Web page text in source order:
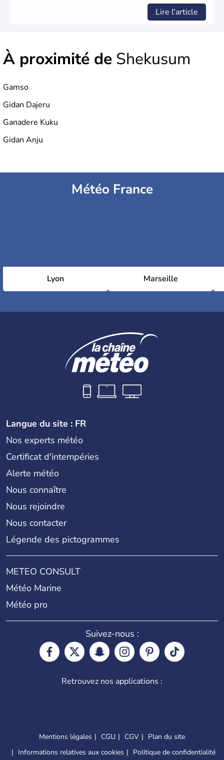
Lire l'article
À proximité de Shekusum
Gamso
Gidan Dajeru
Ganadere Kuku
Gidan Anju
Météo France
Lyon Marseille
Langue du site : FR
Nos experts météo
Certificat d'intempéries
Alerte météo
Nous connaître
Nous rejoindre
Nous contacter
Légende des pictogrammes
METEO CONSULT
Météo Marine
Météo pro
Suivez-nous :
Retrouvez nos applications :
Mentions légales CGU CGV
Plan du site
Informations relatives aux cookies
Politique de confidentialité